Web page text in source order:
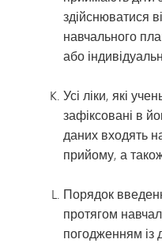
здійснюватися
навчального
або
Усі ліки, які
зафіксовані в
даних входять
прийому, а
Порядок
протягом
погодженням